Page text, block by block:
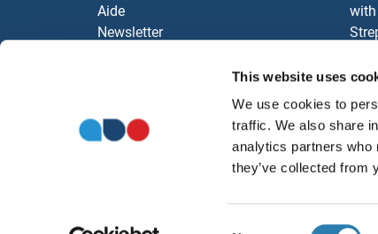
This website uses
We use cookies to
traffic. We also share
analytics partners who
they’ve collected from
PDHB Kits ELISA
PDGFRB Kits ELISA
Aide
Newsletter
with